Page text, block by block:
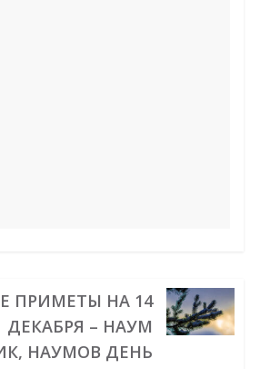
ПРИМЕТЫ НА 14
ДЕКАБРЯ – НАУМ
НАУМОВ ДЕНЬ